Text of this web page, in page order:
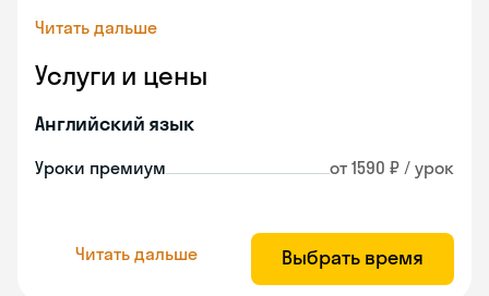
Читать дальше
Услуги и цены
Английский язык
Уроки премиум от 1590 ₽ / урок
Читать дальше Выбрать время